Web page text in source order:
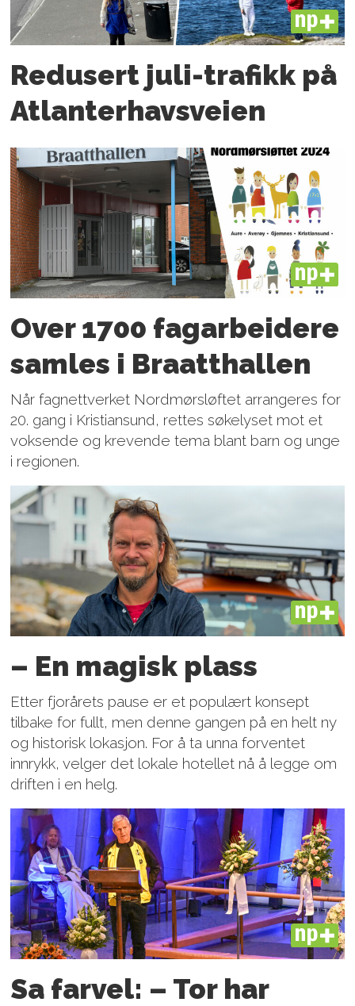
PLUS
Redusert juli-trafikk på
Atlanter­havsveien
PLUS
Over 1700 fagarbeidere
samles i Braatthallen
Når fagnettverket Nordmørsløftet arrangeres for
20. gang i Kristiansund, rettes søkelyset mot et
voksende og krevende tema blant barn og unge
i regionen.
PLUS
– En magisk plass
Etter fjorårets pause er et populært konsept
tilbake for fullt, men denne gangen på en helt ny
og historisk lokasjon. For å ta unna forventet
innrykk, velger det lokale hotellet nå å legge om
driften i en helg.
PLUS
Sa farvel: – Tor har